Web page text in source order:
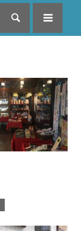
検索